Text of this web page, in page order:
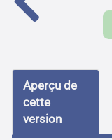
Aperçu de
cette
version